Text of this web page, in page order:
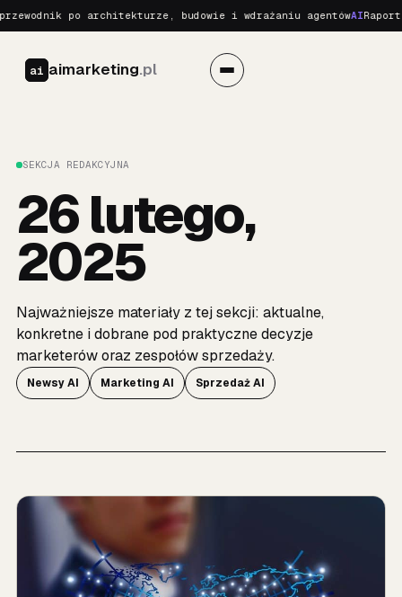
po architekturze, budowie i wdrażaniu agentówAIRaport
ai aimarketing.pl
SEKCJA REDAKCYJNA
26 lutego,
2025
Najważniejsze materiały z tej sekcji: aktualne,
konkretne i dobrane pod praktyczne decyzje
marketerów oraz zespołów sprzedaży.
Newsy AI Marketing AI Sprzedaż AI